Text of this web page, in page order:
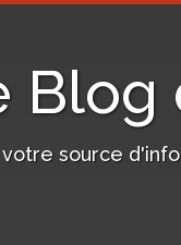
Blog
source